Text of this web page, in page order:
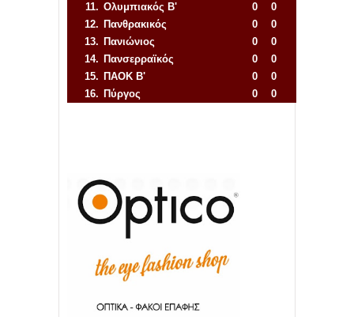
11. Ολυμπιακός Β' 0
0
12. Πανθρακικός 0
0
13. Πανιώνιος 0
0
14. Πανσερραϊκός 0
0
15. ΠΑΟΚ Β' 0
0
16. Πύργος 0
0